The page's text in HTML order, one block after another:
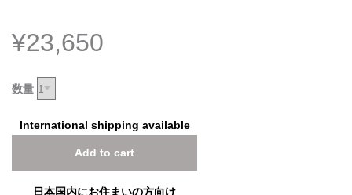
¥23,650
数量
International shipping available
Add to cart
日本国内にお住まいの方向け